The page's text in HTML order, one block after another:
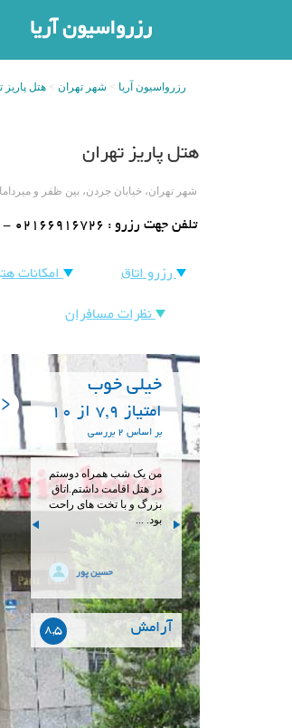
رزرواسیون آریا
رزرواسیون آریا شهر تهران هتل پاریز
هتل پاریز تهران
شهر تهران، خیابان جردن، بین ظفر و میرداماد، بلوار
تلفن جهت رزرو : - 02166916726
رزرو اتاق امکانات
نظرات مسافران
خیلی خوب
امتیاز 7,9 از 10
بر اساس 2 بررسی
من یک شب همراه دوستم
در هتل اقامت داشتم.اتاق
بزرگ و با تخت های راحت
بود. ...
حسین پور
آرامش 8,5